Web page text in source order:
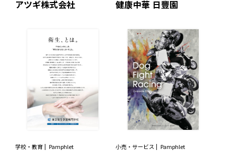
アツギ株式会社 健康中華 日豐園
学校・教育 Pamphlet 小売・サービス Pamphlet